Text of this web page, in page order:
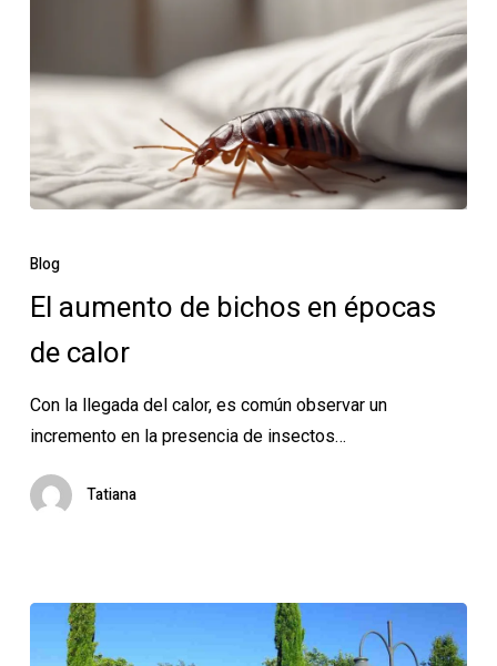
aumento
bichos
en
de
calor
Blog
El aumento de bichos en épocas
de calor
Con la llegada del calor, es común observar un
incremento en la presencia de insectos…
Tatiana